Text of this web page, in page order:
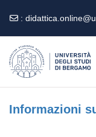
:
Informazioni